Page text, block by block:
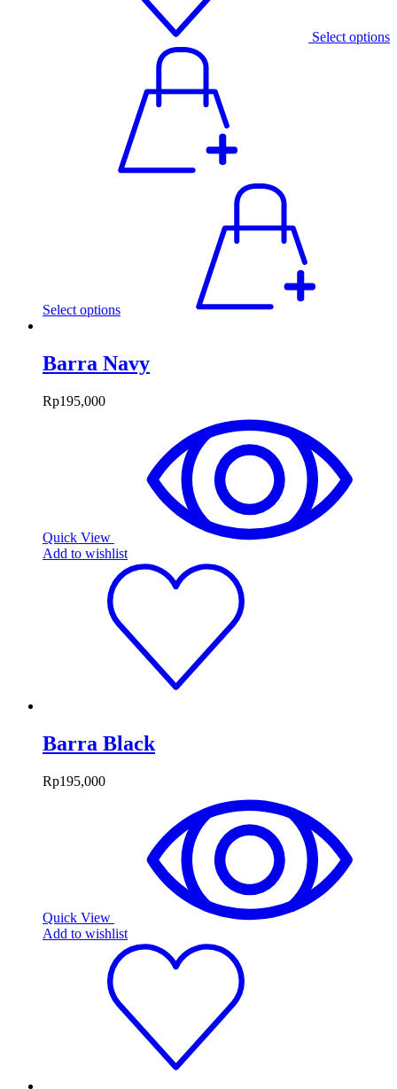
Select options
Select options
Barra Navy
Rp195,000
Quick View
Add to wishlist
Barra Black
Rp195,000
Quick View
Add to wishlist